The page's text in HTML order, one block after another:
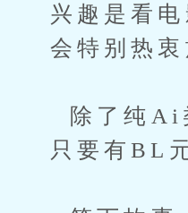
兴趣是看
会特别热
除了纯Ai
只要有BL